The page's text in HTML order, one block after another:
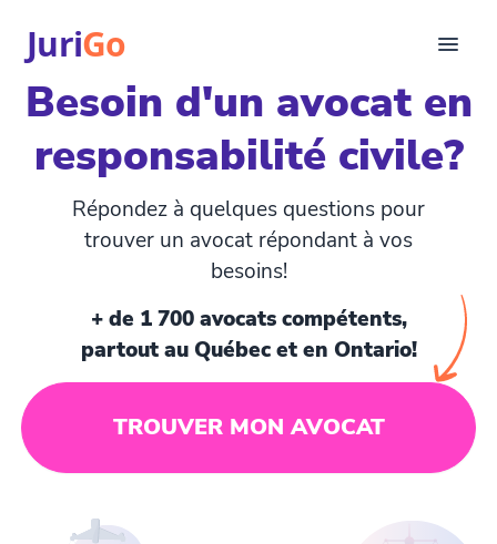
JuriGo
Consultation
Articles juridiques
Pour avocats
Trouver un avocat
Besoin d'un avocat en
responsabilité civile?
Répondez à quelques questions pour
trouver un avocat répondant à vos
besoins!
+ de 1 700 avocats compétents,
partout au Québec et en Ontario!
TROUVER MON AVOCAT